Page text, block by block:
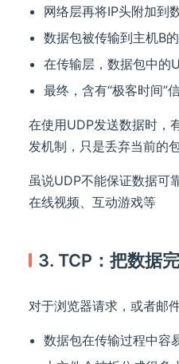
网络层再将IP头附加到
数据包被传输到主机B
在传输层，数据包中的
最终，含有“极客时间”
在使用UDP发送数据时，
发机制，只是丢弃当前的
虽说UDP不能保证数据可
在线视频、互动游戏等
3. TCP：把数据
对于浏览器请求，或者邮
数据包在传输过程中容